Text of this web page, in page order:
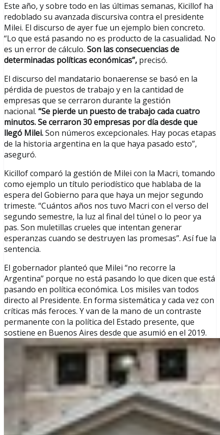
Este año, y sobre todo en las últimas semanas, Kicillof ha
redoblado su avanzada discursiva contra el presidente
Milei. El discurso de ayer fue un ejemplo bien concreto.
“Lo que está pasando no es producto de la casualidad. No
es un error de cálculo. Son las consecuencias de
determinadas políticas económicas”, precisó.
El discurso del mandatario bonaerense se basó en la
pérdida de puestos de trabajo y en la cantidad de
empresas que se cerraron durante la gestión
nacional. “Se pierde un puesto de trabajo cada cuatro
minutos. Se cerraron 30 empresas por día desde que
llegó Milei.Son números excepcionales. Hay pocas etapas
de la historia argentina en la que haya pasado esto”,
aseguró.
Kicillof comparó la gestión de Milei con la Macri, tomando
como ejemplo un título periodístico que hablaba de la
espera del Gobierno para que haya un mejor segundo
trimeste. “Cuántos años nos tuvo Macri con el verso del
segundo semestre, la luz al final del túnel o lo peor ya
pas. Son muletillas crueles que intentan generar
esperanzas cuando se destruyen las promesas”. Así fue la
sentencia.
El gobernador planteó que Milei “no recorre la
Argentina” porque no está pasando lo que dicen que está
pasando en política económica. Los misiles van todos
directo al Presidente. En forma sistemática y cada vez con
críticas más feroces. Y van de la mano de un contraste
permanente con la política del Estado presente, que
sostiene en Buenos Aires desde que asumió en el 2019.